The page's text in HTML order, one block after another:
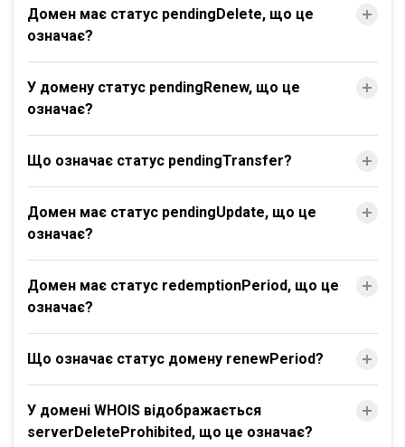
Домен має статус pendingDelete, що це
означає?
У домену статус pendingRenew, що це
означає?
Що означає статус pendingTransfer?
Домен має статус pendingUpdate, що це
означає?
Домен має статус redemptionPeriod, що це
означає?
Що означає статус домену renewPeriod?
У домені WHOIS відображається
serverDeleteProhibited, що це означає?